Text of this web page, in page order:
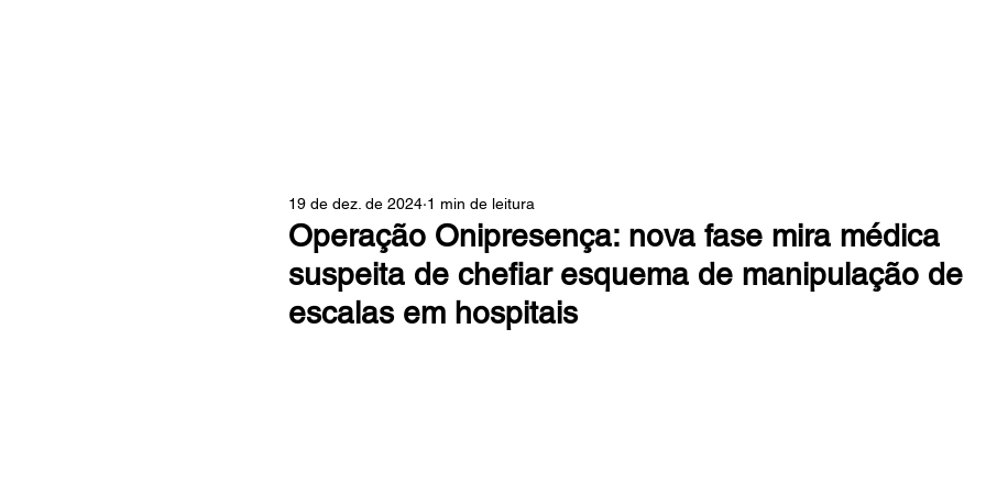
Operação Onipresença: nova fase mira médica
suspeita de chefiar esquema de manipulação de
escalas em hospitais
19 de dez. de 2024 1 min de leitura